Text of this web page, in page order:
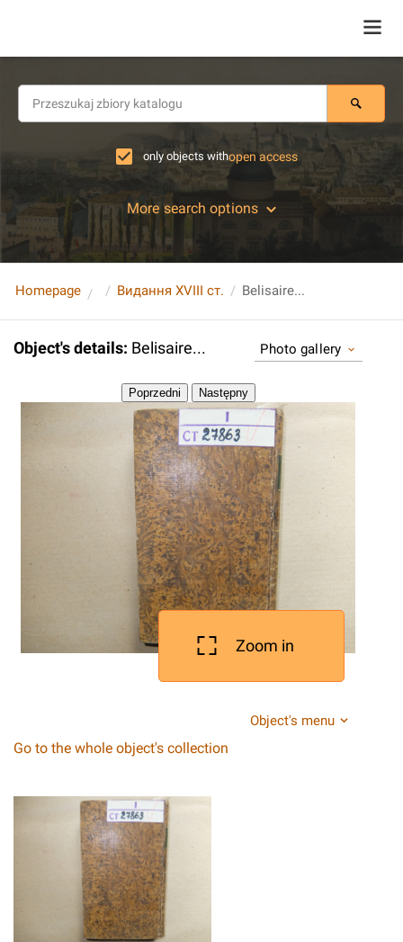
only objects withopen access
More search options
Homepage Видання XVIII ст. Belisaire...
Object's details: Belisaire... Photo gallery
Zoom in
Object's menu
Go to the whole object's collection